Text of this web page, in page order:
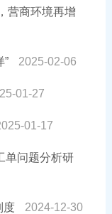
营商环境再增
” 2025-02-06
01-27
01-17
单问题分析研
度 2024-12-30